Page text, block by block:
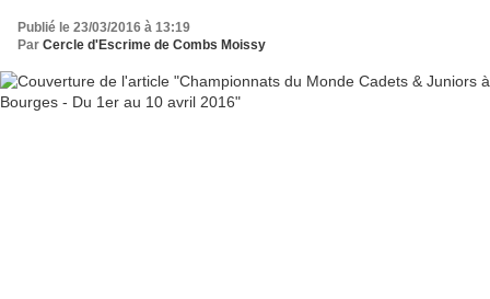
Publié le 23/03/2016 à 13:19
Par Cercle d'Escrime de Combs Moissy